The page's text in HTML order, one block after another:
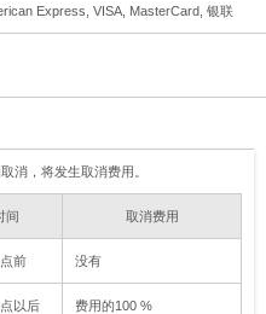
Express, VISA, MasterCard, 银联
消，将发生取消费用。
间 取消费用
前 没有
以后 费用的100 %